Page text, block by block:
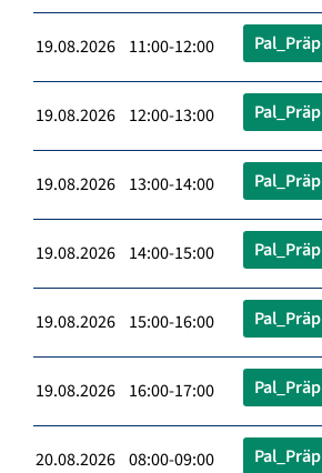
19.08.2026 11:00-12:00 Pal_Präp
19.08.2026 12:00-13:00 Pal_Präp
19.08.2026 13:00-14:00 Pal_Präp
19.08.2026 14:00-15:00 Pal_Präp
19.08.2026 15:00-16:00 Pal_Präp
19.08.2026 16:00-17:00 Pal_Präp
20.08.2026 08:00-09:00 Pal_Präp